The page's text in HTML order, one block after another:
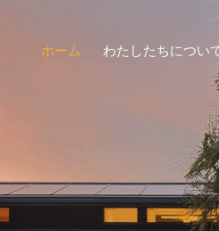
ホーム わたしたちについ